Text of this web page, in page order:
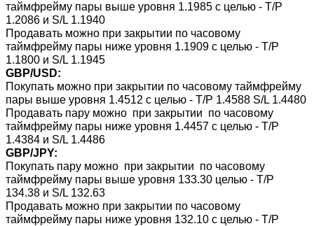
таймфрейму пары выше уровня 1.1985 с целью - T/P
1.2086 и S/L 1.1940
Продавать можно при закрытии по часовому
таймфрейму пары ниже уровня 1.1909 с целью - T/P
1.1800 и S/L 1.1945
GBP/USD:
Покупать можно при закрытии по часовому таймфрейму
пары выше уровня 1.4512 с целью - T/P 1.4588 S/L 1.4480
Продавать пару можно при закрытии по часовому
таймфрейму пары ниже уровня 1.4457 с целью - T/P
1.4384 и S/L 1.4486
GBP/JPY:
Покупать пару можно при закрытии по часовому
таймфрейму пары выше уровня 133.30 целью - T/P
134.38 и S/L 132.63
Продавать можно при закрытии по часовому
таймфрейму пары ниже уровня 132.10 с целью - T/P